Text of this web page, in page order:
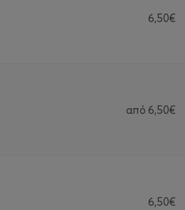
6,50€
από 6,50€
6,50€